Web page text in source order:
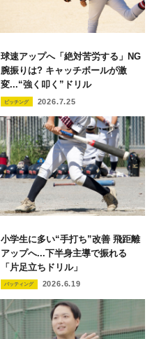
球速アップへ「絶対苦労する」NG
腕振りは? キャッチボールが激
変...“強く叩く”ドリル
ピッチング 2026.7.25
小学生に多い“手打ち”改善 飛距離
アップへ...下半身主導で振れる
「片足立ちドリル」
バッティング 2026.6.19